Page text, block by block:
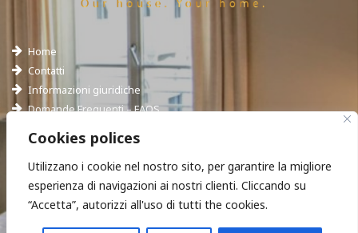
Cookies polices
Utilizzano i cookie nel nostro sito, per garantire la migliore
esperienza di navigazioni ai nostri clienti. Cliccando su
“Accetta”, autorizzi all'uso di tutti the cookies.
Home
Contatti
Informazioni giuridiche
Domande Frequenti – FAQS
Ci trovi in: Chiamaci: